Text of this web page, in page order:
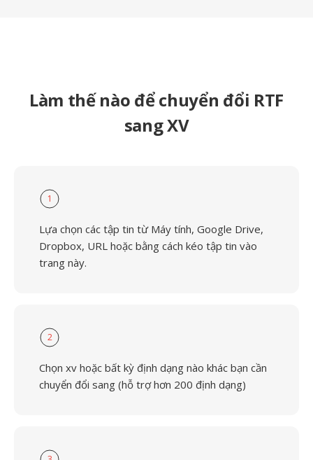
Làm thế nào để chuyển đổi RTF
sang XV
1
Lựa chọn các tập tin từ Máy tính, Google Drive,
Dropbox, URL hoặc bằng cách kéo tập tin vào
trang này.
2
Chọn xv hoặc bất kỳ định dạng nào khác bạn cần
chuyển đổi sang (hỗ trợ hơn 200 định dạng)